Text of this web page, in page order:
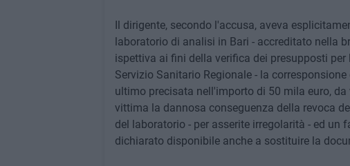
Il dirigente, secondo l'accusa, aveva
laboratorio di analisi in Bari - accreditato nella
ispettiva ai fini della verifica dei presupposti
Servizio Sanitario Regionale - la
ultimo precisata nell'importo di 50 mila euro,
vittima la dannosa conseguenza della revoca
del laboratorio - per asserite irregolarità - ed un
dichiarato disponibile anche a sostituire la